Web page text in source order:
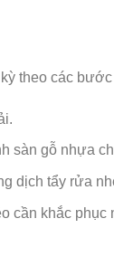
theo các bước
sàn gỗ nhựa
dịch tẩy rửa
cần khắc phục